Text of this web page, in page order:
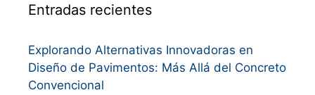
Entradas recientes
Explorando Alternativas Innovadoras en
Diseño de Pavimentos: Más Allá del Concreto
Convencional